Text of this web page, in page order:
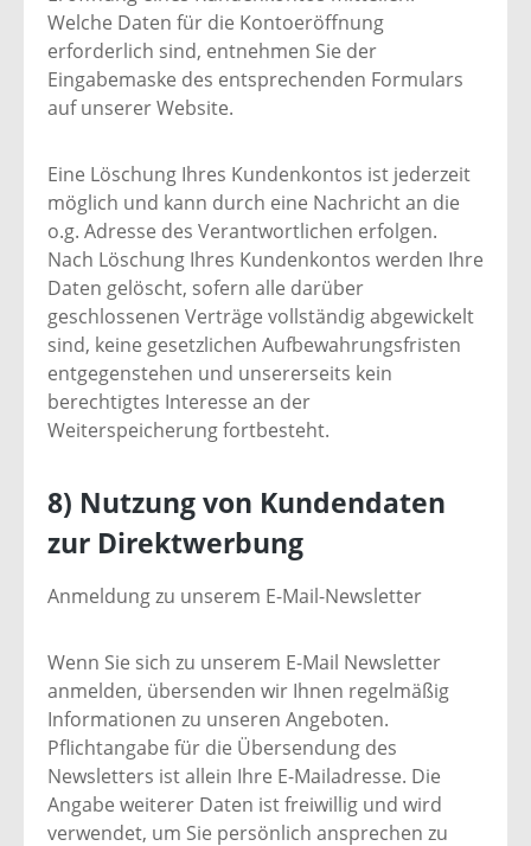
Welche Daten für die Kontoeröffnung
erforderlich sind, entnehmen Sie der
Eingabemaske des entsprechenden Formulars
auf unserer Website.
Eine Löschung Ihres Kundenkontos ist jederzeit
möglich und kann durch eine Nachricht an die
o.g. Adresse des Verantwortlichen erfolgen.
Nach Löschung Ihres Kundenkontos werden Ihre
Daten gelöscht, sofern alle darüber
geschlossenen Verträge vollständig abgewickelt
sind, keine gesetzlichen Aufbewahrungsfristen
entgegenstehen und unsererseits kein
berechtigtes Interesse an der
Weiterspeicherung fortbesteht.
8) Nutzung von Kundendaten
zur Direktwerbung
Anmeldung zu unserem E-Mail-Newsletter
Wenn Sie sich zu unserem E-Mail Newsletter
anmelden, übersenden wir Ihnen regelmäßig
Informationen zu unseren Angeboten.
Pflichtangabe für die Übersendung des
Newsletters ist allein Ihre E-Mailadresse. Die
Angabe weiterer Daten ist freiwillig und wird
verwendet, um Sie persönlich ansprechen zu